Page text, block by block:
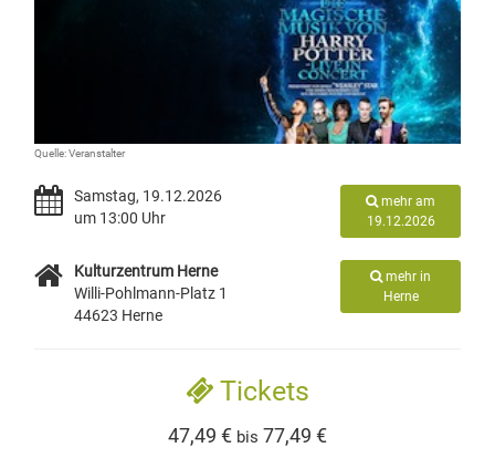
Quelle: Veranstalter
Samstag, 19.12.2026
um 13:00 Uhr
mehr am
19.12.2026
Kulturzentrum Herne
Willi-Pohlmann-Platz 1
44623 Herne
mehr in
Herne
Tickets
47,49 € bis 77,49 €